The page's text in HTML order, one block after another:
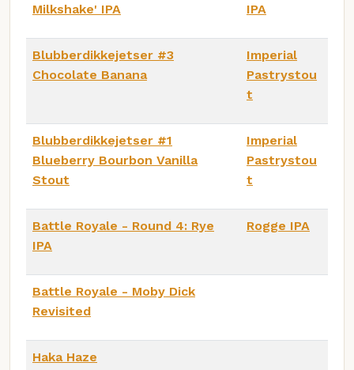
Milkshake' IPA
IPA
Blubberdikkejetser #3
Chocolate Banana
Imperial
Pastrystou
t
Blubberdikkejetser #1
Blueberry Bourbon Vanilla
Stout
Imperial
Pastrystou
t
Battle Royale - Round 4: Rye
IPA
Rogge IPA
Battle Royale - Moby Dick
Revisited
Haka Haze